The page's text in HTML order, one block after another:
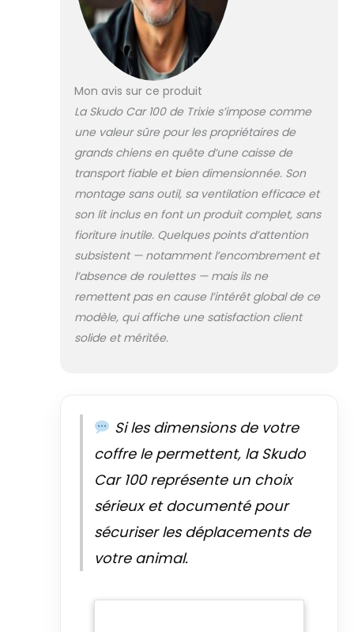
Mon avis sur ce produit
La Skudo Car 100 de Trixie s’impose comme
une valeur sûre pour les propriétaires de
grands chiens en quête d’une caisse de
transport fiable et bien dimensionnée. Son
montage sans outil, sa ventilation efficace et
son lit inclus en font un produit complet, sans
fioriture inutile. Quelques points d’attention
subsistent — notamment l’encombrement et
l’absence de roulettes — mais ils ne
remettent pas en cause l’intérêt global de ce
modèle, qui affiche une satisfaction client
solide et méritée.
Si les dimensions de votre
coffre le permettent, la Skudo
Car 100 représente un choix
sérieux et documenté pour
sécuriser les déplacements de
votre animal.